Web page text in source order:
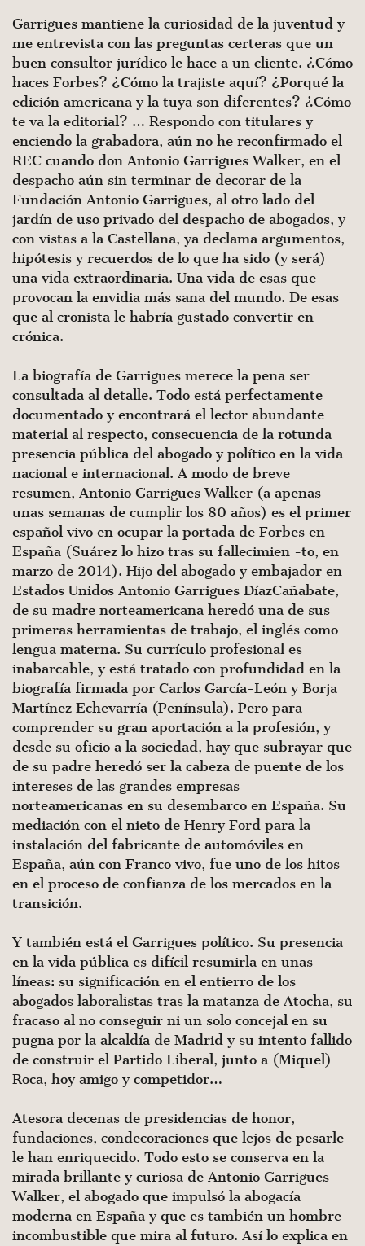
Garrigues mantiene la curiosidad de la juventud y
me entrevis­ta con las preguntas certeras que un
buen consultor jurídico le hace a un cliente. ¿Cómo
haces Forbes? ¿Cómo la trajiste aquí? ¿Porqué la
edición americana y la tuya son diferentes? ¿Cómo
te va la edito­rial? … Respondo con titulares y
enciendo la grabadora, aún no he reconfirmado el
REC cuando don Antonio Garrigues Walker, en el
despacho aún sin terminar de decorar de la
Fundación Antonio Garrigues, al otro lado del
jardín de uso privado del despacho de abogados, y
con vistas a la Castellana, ya declama argumentos,
hi­pótesis y recuerdos de lo que ha sido (y será)
una vida extraordina­ria. Una vida de esas que
provocan la envidia más sana del mundo. De esas
que al cronista le habría gustado convertir en
crónica.
La biografía de Garrigues merece la pena ser
consultada al detalle. Todo está perfectamente
documentado y encontrará el lector abundante
material al respecto, consecuencia de la rotun­da
presencia pública del abogado y político en la vida
nacional e internacional. A modo de breve
resumen, Antonio Garrigues Walker (a apenas
unas semanas de cumplir los 80 años) es el primer
español vivo en ocupar la portada de Forbes en
España (Suárez lo hizo tras su fallecimien -to, en
marzo de 2014). Hijo del abogado y embajador en
Estados Unidos Antonio Garrigues Díaz­Cañabate,
de su madre norteame­ricana heredó una de sus
primeras herramientas de trabajo, el inglés como
lengua materna. Su currí­culo profesional es
inabarcable, y está tratado con profundidad en la
biografía firmada por Car­los García-León y Borja
Martínez Echevarría (Península). Pero para
comprender su gran aportación a la profesión, y
desde su oficio a la sociedad, hay que subrayar que
de su padre heredó ser la cabeza de puente de los
intereses de las grandes empresas
norteamericanas en su desembarco en España. Su
mediación con el nieto de Henry Ford para la
instalación del fabricante de automóviles en
España, aún con Franco vivo, fue uno de los hi­tos
en el proceso de confianza de los mercados en la
transición.
Y también está el Garrigues político. Su presencia
en la vida pública es difícil resumirla en unas
líneas: su significación en el entierro de los
abogados laboralistas tras la matanza de Atocha, su
fracaso al no conseguir ni un solo concejal en su
pugna por la alcaldía de Madrid y su intento fallido
de construir el Partido Liberal, junto a (Miquel)
Roca, hoy amigo y competidor…
Atesora decenas de presidencias de honor,
fundaciones, con­decoraciones que lejos de pesarle
le han enriquecido. Todo esto se conserva en la
mirada brillante y curiosa de Antonio Garri­gues
Walker, el abogado que impulsó la abogacía
moderna en España y que es también un hombre
incombustible que mira al futuro. Así lo explica en